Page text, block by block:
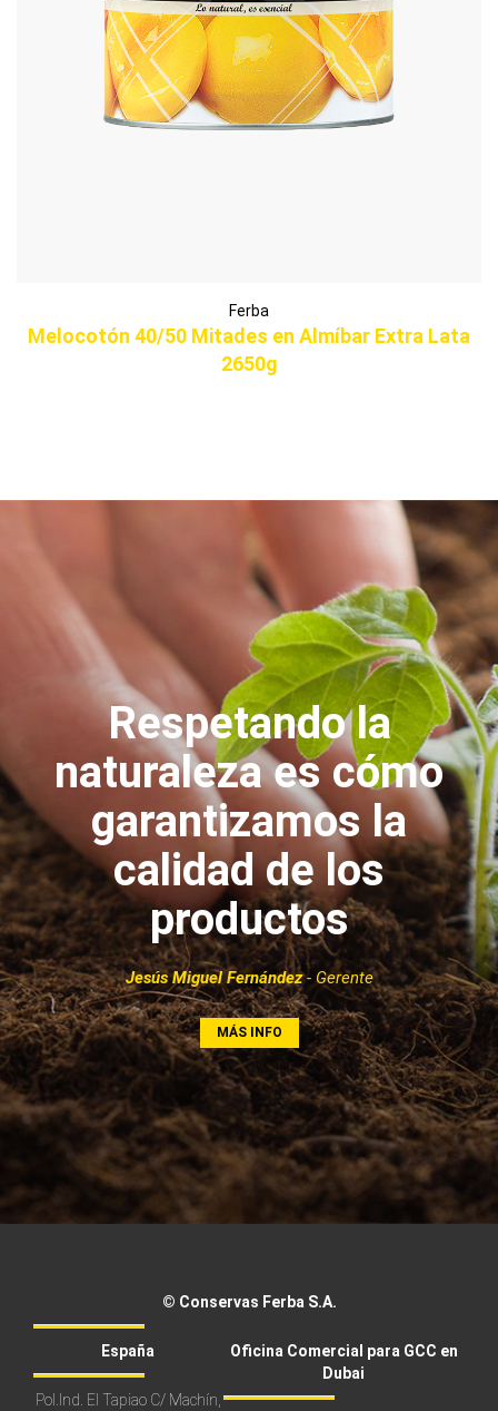
Ferba
Melocotón 40/50 Mitades en Almíbar Extra Lata
2650g
Respetando la
naturaleza es cómo
garantizamos la
calidad de los
productos
Jesús Miguel Fernández- Gerente
MÁS INFO
© Conservas Ferba S.A.
España
Pol.Ind. El Tapiao C/ Machín,
Oficina Comercial para GCC en
Dubai